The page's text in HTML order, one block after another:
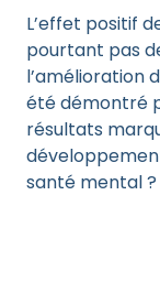
L’effet positif
pourtant pas
l’amélioration
été démontré
résultats
santé mental ?